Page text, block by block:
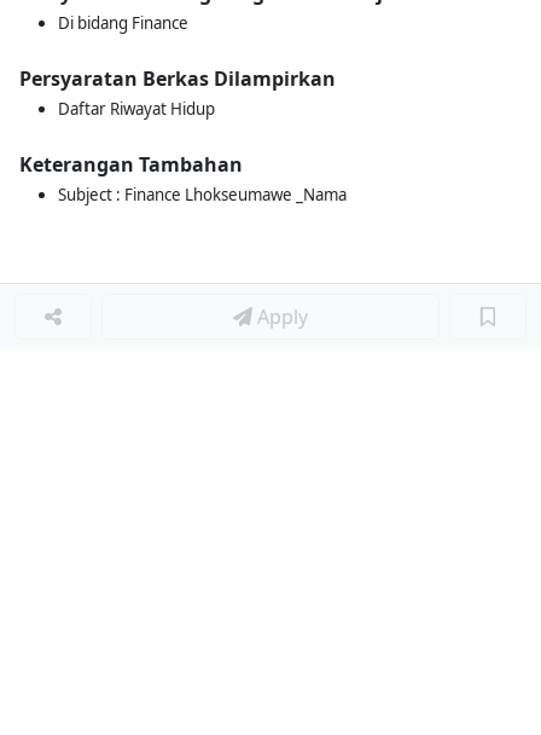
Di bidang Finance
Persyaratan Berkas Dilampirkan
Daftar Riwayat Hidup
Keterangan Tambahan
Subject : Finance Lhokseumawe _Nama
Apply